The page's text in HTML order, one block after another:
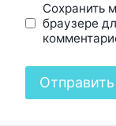
Сохранить
браузере